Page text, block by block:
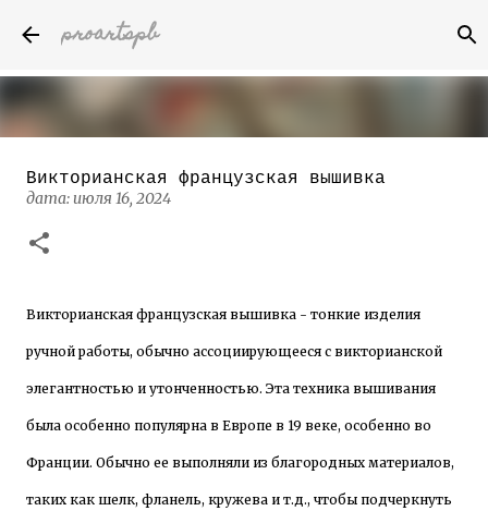
proartspb
Бумажные скульптуры канадского
художника Келвина Николса (Calvin
дата:
Викторианская французская вышивка
дата: июля 16, 2024
Викторианская французская вышивка - тонкие изделия
ручной работы, обычно ассоциирующееся с викторианской
элегантностью и утонченностью. Эта техника вышивания
была особенно популярна в Европе в 19 веке, особенно во
Франции. Обычно ее выполняли из благородных материалов,
таких как шелк, фланель, кружева и т.д., чтобы подчеркнуть